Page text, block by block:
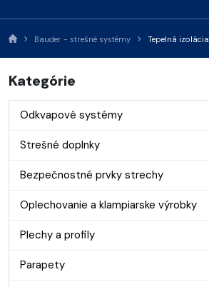
Bauder - strešné systémy Tepelná izolácia
Kategórie
Odkvapové systémy
Strešné doplnky
Bezpečnostné prvky strechy
Oplechovanie a klampiarske výrobky
Plechy a profily
Parapety